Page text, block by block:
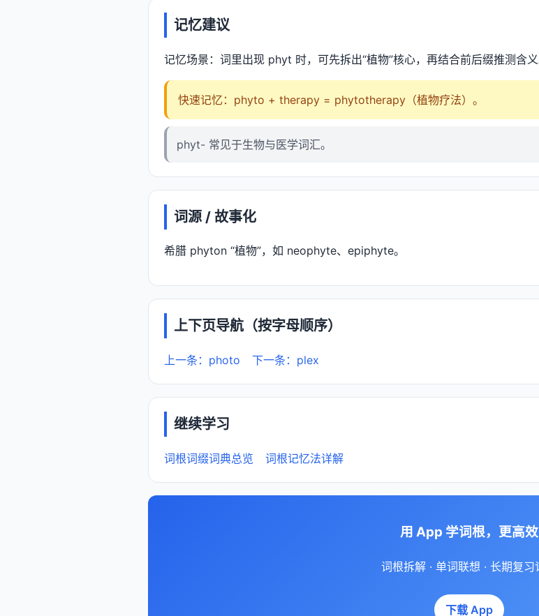
记忆建议
记忆场景：词里出现 phyt 时，可先拆出“植物”核心，再结合前后缀推测含义
快速记忆：phyto + therapy = phytotherapy（植物疗法）。
phyt- 常见于生物与医学词汇。
词源 / 故事化
希腊 phyton “植物”，如 neophyte、epiphyte。
上下页导航（按字母顺序）
上一条：photo 下一条：plex
继续学习
词根词缀词典总览 词根记忆法详解
用 App 学词根，更高效
词根拆解 · 单词联想 · 长期复习
下载 App